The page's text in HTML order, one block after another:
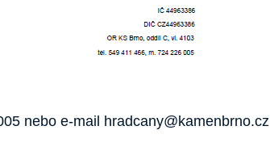
nebo e-mail hradcany@kamenbrno.cz